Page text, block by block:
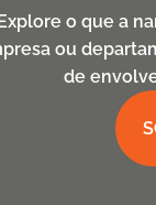
o que a
ou
de